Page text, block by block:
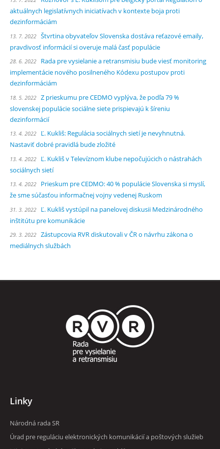
aktuálnych legislatívnych iniciatívach v kontexte boja proti
dezinformáciám
13. 7. 2022 Štvrtina obyvateľov Slovenska dostáva reťazové emaily,
pravdivosť informácií si overuje malá časť populácie
28. 6. 2022
Rada pre vysielanie a retransmisiu bude viesť monitoring
implementácie nového posilneného Kódexu postupov proti
dezinformáciám
18. 5. 2022 Z prieskumu pre CEDMO vyplýva, že podľa 79 %
slovenskej populácie sociálne siete prispievajú k šíreniu
dezinformácií
13. 4. 2022
Ľ. Kukliš: Regulácia sociálnych sietí je nevyhnutná.
Nastaviť dobré pravidlá bude zložité
13. 4. 2022
Ľ. Kukliš v Televíznom klube nepočujúcich o nástrahách
sociálnych sietí
13. 4. 2022
Prieskum pre CEDMO: 40 % populácie Slovenska si myslí,
že sme súčasťou informačnej vojny vedenej Ruskom
31. 3. 2022
Ľ. Kukliš vystúpil na panelovej diskusii Medzinárodného
inštitútu pre komunikácie
29. 3. 2022 Zástupcovia RVR diskutovali v ČR o návrhu zákona o
mediálnych službách
RVR
Linky
Národná rada SR
Úrad pre reguláciu elektronických komunikácií a poštových služieb